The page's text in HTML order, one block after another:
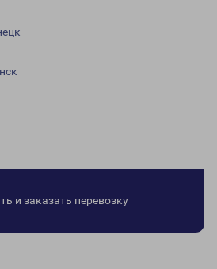
и заказать перевозку